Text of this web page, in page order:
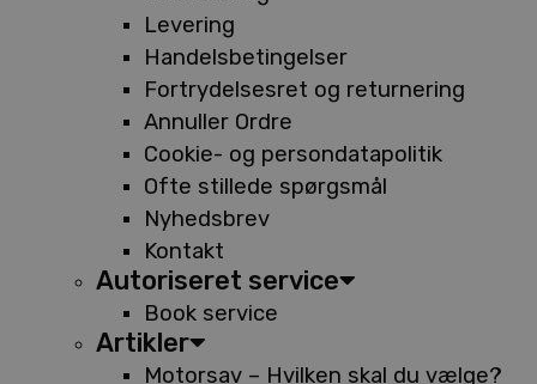
Levering
Handelsbetingelser
Fortrydelsesret og returnering
Annuller Ordre
Cookie- og persondatapolitik
Ofte stillede spørgsmål
Nyhedsbrev
Kontakt
Autoriseret service
Book service
Artikler
Motorsav – Hvilken skal du vælge?